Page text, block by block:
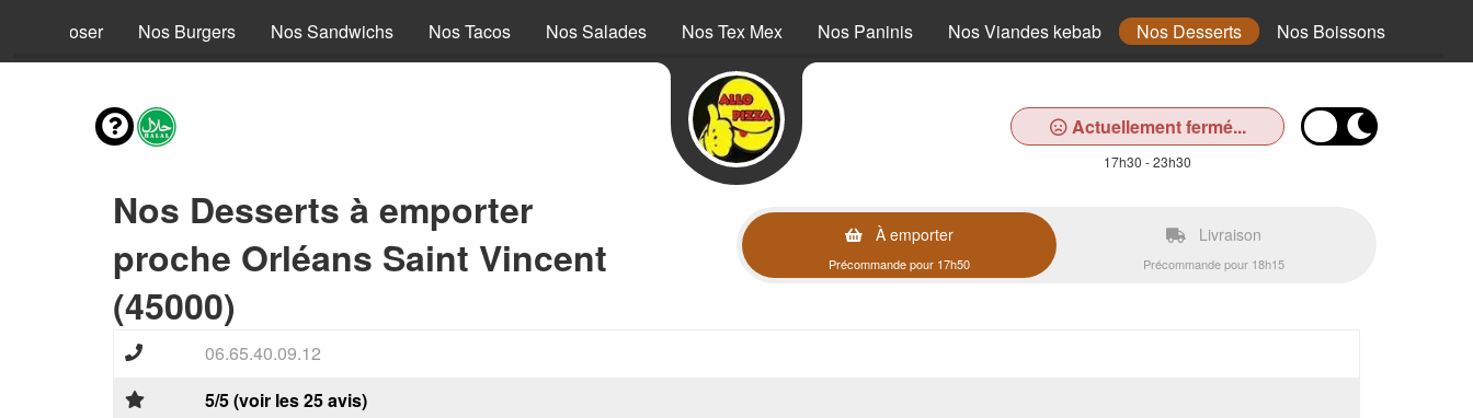
à composer Nos Burgers Nos Sandwichs Nos Tacos Nos Salades Nos Tex Mex Nos Paninis Nos Viandes kebab Nos Desserts Nos Boissons
Actuellement fermé...
17h30 - 23h30
Nos Desserts à emporter
proche Orléans Saint Vincent
(45000)
À emporter
Précommande pour 17h50
Livraison
Précommande pour 18h15
06.65.40.09.12
5/5 (voir les 25 avis)